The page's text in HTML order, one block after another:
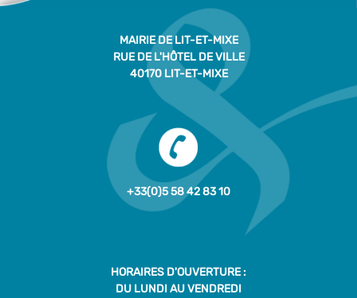
MAIRIE DE LIT-ET-MIXE
RUE DE L'HÔTEL DE VILLE
40170 LIT-ET-MIXE
+33(0)5 58 42 83 10
HORAIRES D'OUVERTURE :
DU LUNDI AU VENDREDI